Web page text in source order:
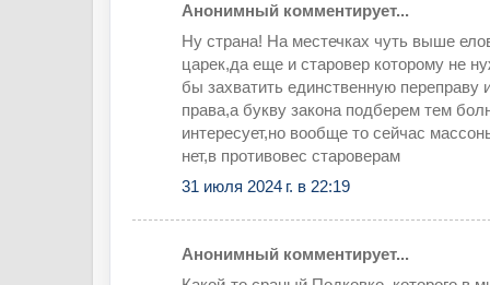
Анонимный комментирует...
Ну страна! На местечках чуть выше
царек,да еще и старовер которому не
бы захватить единственную переправу
права,а букву закона подберем тем
интересует,но вообще то сейчас
нет,в противовес староверам
31 июля 2024 г. в 22:19
Анонимный комментирует...